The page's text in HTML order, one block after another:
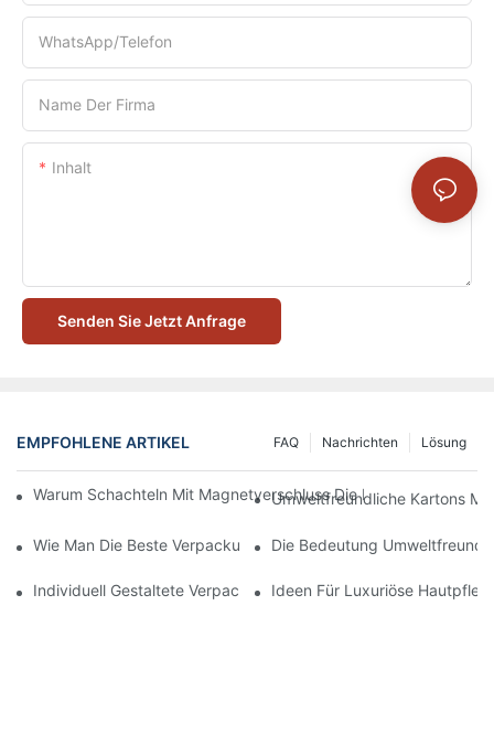
WhatsApp/Telefon
Name Der Firma
Inhalt
Senden Sie Jetzt Anfrage
EMPFOHLENE ARTIKEL Lösung
Nachrichten
FAQ
Warum Schachteln Mit Magnetverschluss Die Beste Wahl Für
Umweltfreundliche Kartons
Wie Man Die Beste Verpackung Für Hautpflegeprodukte Zum
Die Bedeutung
Individuell Gestaltete Verpackungen Für Hautpflegeprodukte,
Ideen Für Luxuriöse